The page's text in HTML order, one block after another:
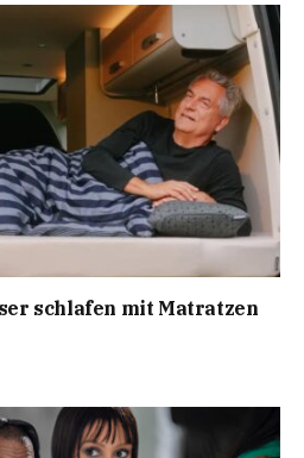
schlafen mit Matratzen